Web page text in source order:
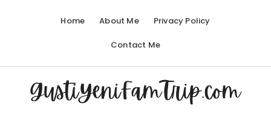
Home About Me Privacy Policy
Contact Me